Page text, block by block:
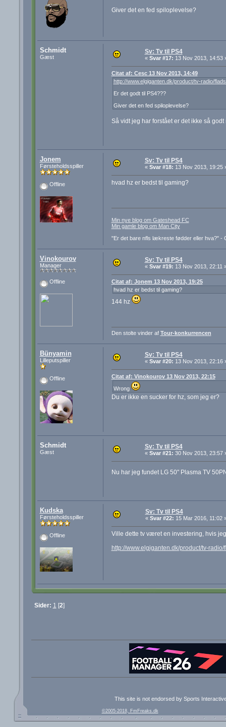
Giver det en fed spiloplevelse?
Schmidt
Gæst
Sv: Tv til PS4
« Svar #17: 13 Nov 2013, 14:53
Citat af: Cesc 13 Nov 2013, 14:49
http://www.elgiganten.dk/product/tv-radio/
Er det godt til PS4???
Giver det en fed spiloplevelse?
Så vidt jeg har forstået er det ikke så
Jonem
Førsteholdsspiller
Offline
Sv: Tv til PS4
« Svar #18: 13 Nov 2013, 19:25
hvad hz er bedst til gaming?
Min nye blog om Gateshead FC
Min gamle blog om Man City
"Er det bare nfls lækreste fødder eller hva?" -
Vinokourov
Manager
Offline
Sv: Tv til PS4
« Svar #19: 13 Nov 2013, 22:11
Citat af: Jonem 13 Nov 2013, 19:25
hvad hz er bedst til gaming?
144 hz
Den stolte vinder af Tour-konkurrencen
Bünyamin
Lilleputspiller
Offline
Sv: Tv til PS4
« Svar #20: 13 Nov 2013, 22:16
Citat af: Vinokourov 13 Nov 2013, 22:15
Wrong
Du er ikke en sucker for hz, som jeg er?
Schmidt
Gæst
Sv: Tv til PS4
« Svar #21: 30 Nov 2013, 23:57
Nu har jeg fundet LG 50" Plasma TV
Kudska
Førsteholdsspiller
Offline
Sv: Tv til PS4
« Svar #22: 15 Mar 2016, 11:02
Ville dette tv været en investering, hvis
http://www.elgiganten.dk/product/tv-
Sider: 1 [2]
This site is not endorsed by Sports
©2005-2018, FmFreaks.dk